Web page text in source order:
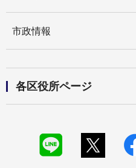
市政情報
各区役所ページ